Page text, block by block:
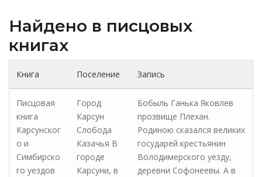
Найдено в писцовых
книгах
Книга Поселение Запись
Писцовая
книга
Карсунског
о и
Симбирско
го уездов
Город
Карсун
Слобода
Казачья В
городе
Карсуни, в
Бобыль Ганька Яковлев
прозвище Плехан.
Родиною сказался великих
государей крестьянин
Володимерского уезду,
деревни Софонеевы. А в